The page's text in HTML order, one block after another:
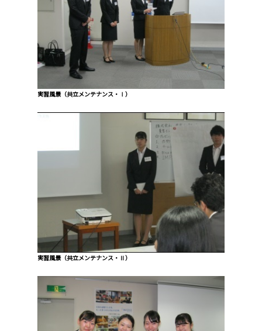
実習風景（共立メンテナンス・Ⅰ）
実習風景（共立メンテナンス・Ⅱ）